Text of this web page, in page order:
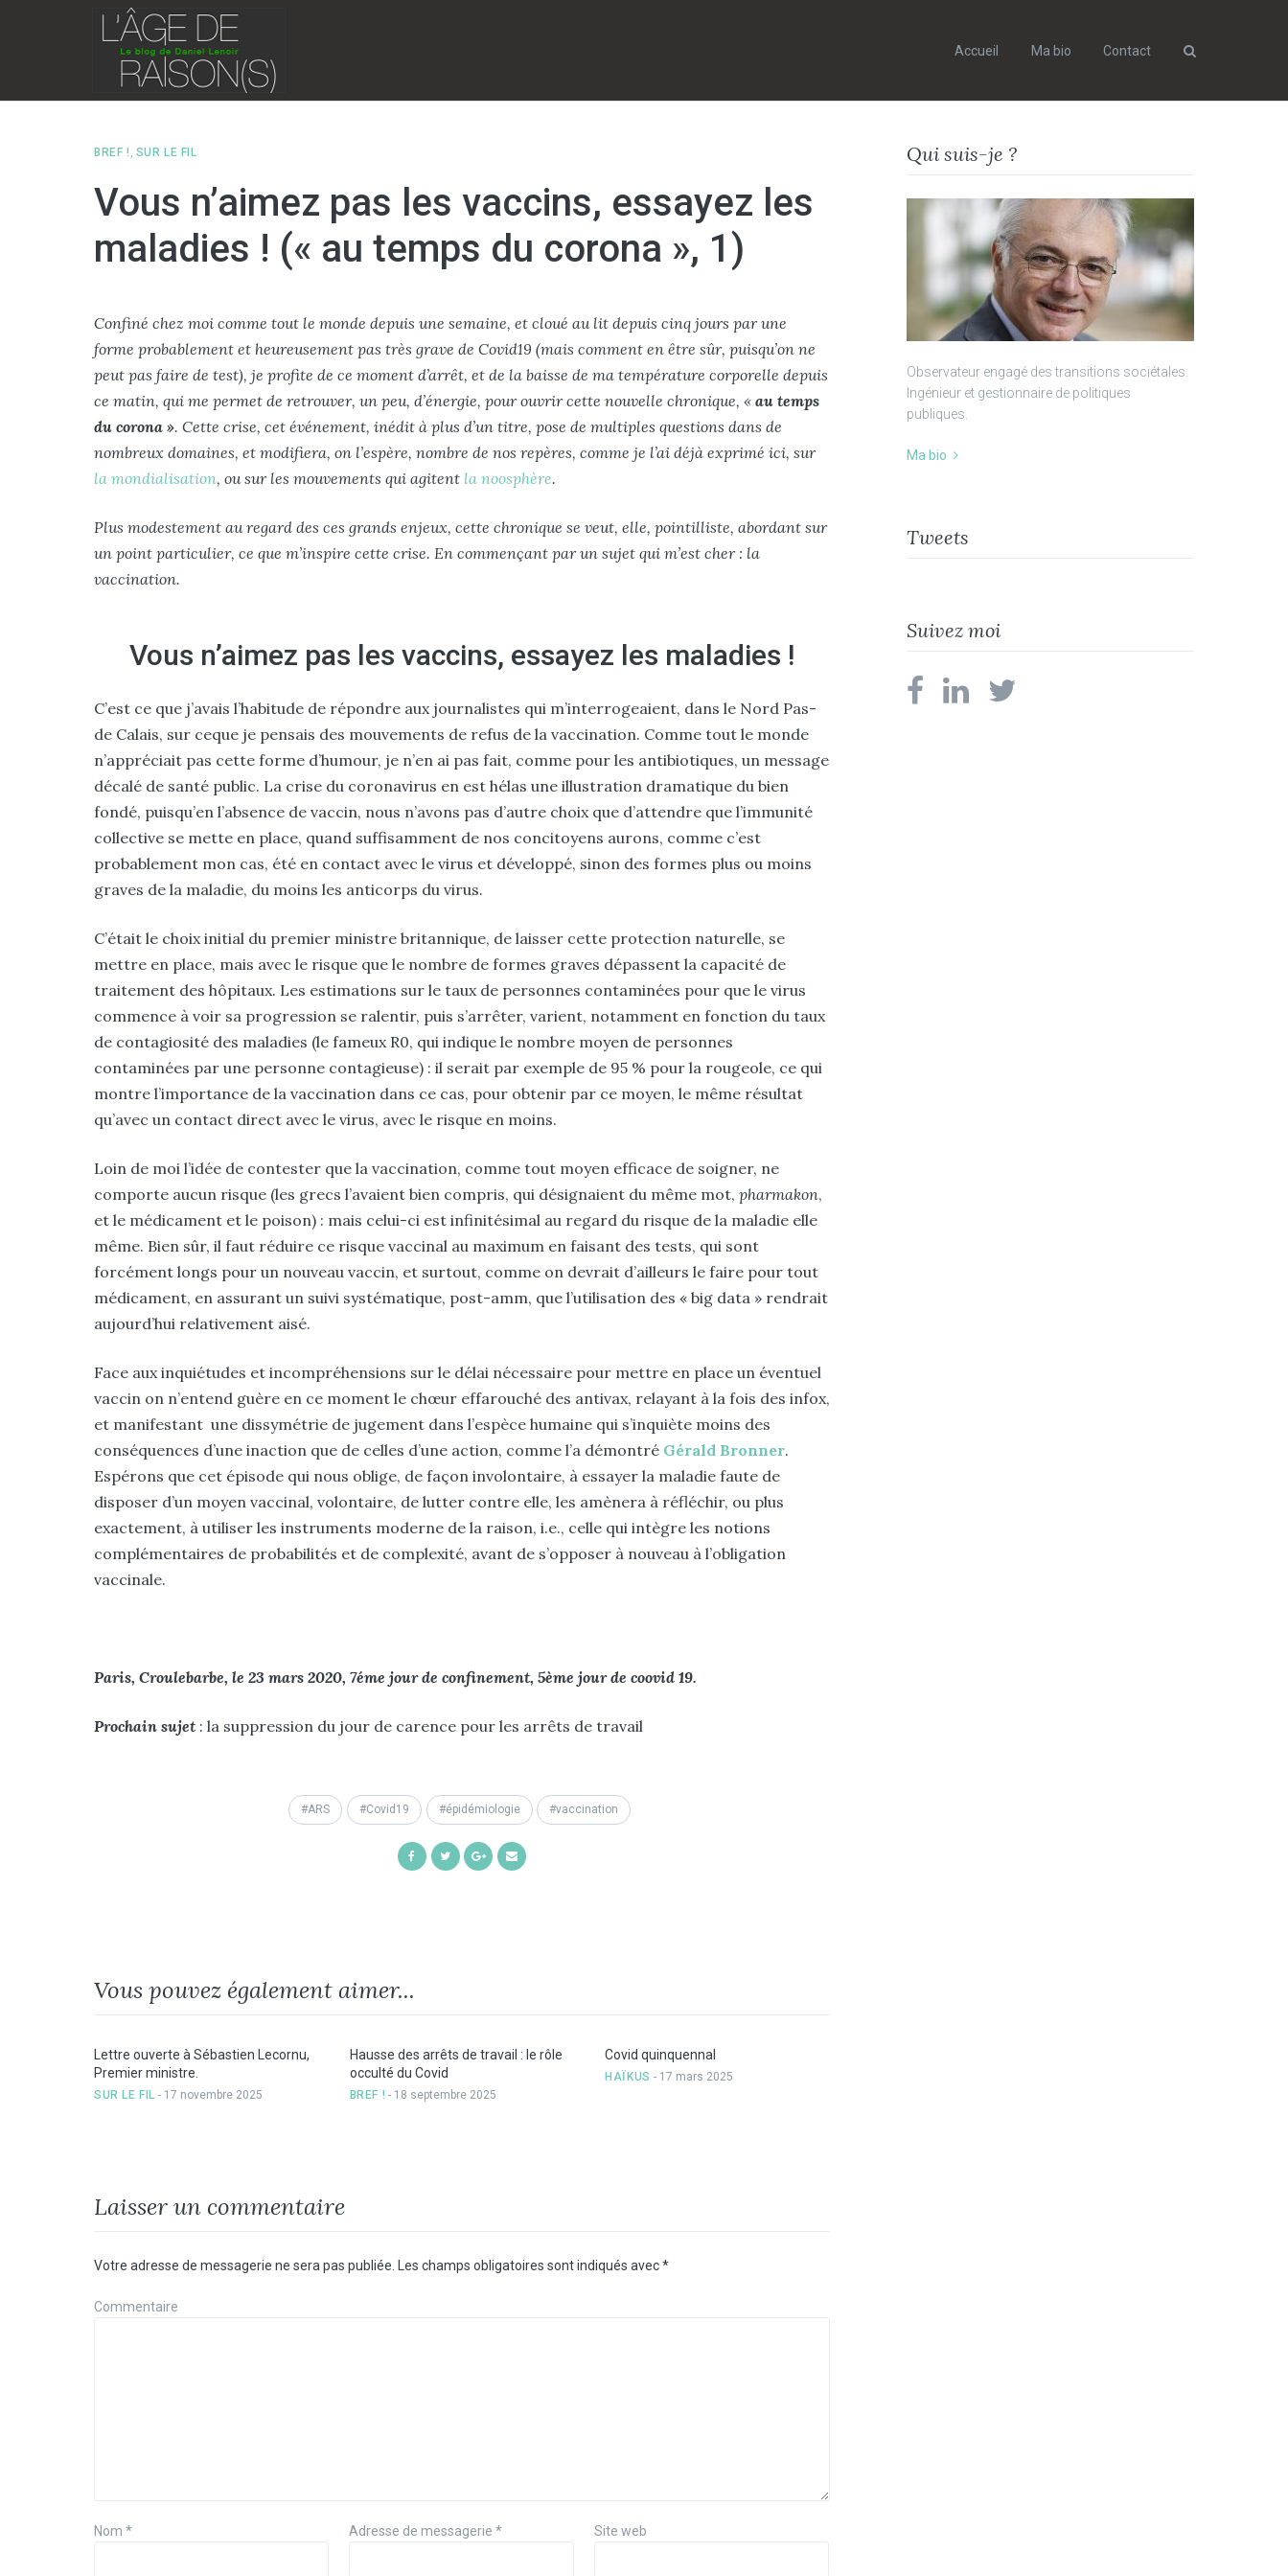
to
Accueil Ma bio Contact
BREF ! , SUR LE FIL
Vous n’aimez pas les vaccins, essayez les
maladies ! (« au temps du corona », 1)
Confiné chez moi comme tout le monde depuis une semaine, et cloué au lit depuis cinq jours par une
forme probablement et heureusement pas très grave de Covid19 (mais comment en être sûr, puisqu’on ne
peut pas faire de test), je profite de ce moment d’arrêt, et de la baisse de ma température corporelle depuis
ce matin, qui me permet de retrouver, un peu, d’énergie, pour ouvrir cette nouvelle chronique, « au temps
du corona ». Cette crise, cet événement, inédit à plus d’un titre, pose de multiples questions dans de
nombreux domaines, et modifiera, on l’espère, nombre de nos repères, comme je l’ai déjà exprimé ici, sur
la mondialisation, ou sur les mouvements qui agitent la noosphère.
Plus modestement au regard des ces grands enjeux, cette chronique se veut, elle, pointilliste, abordant sur
un point particulier, ce que m’inspire cette crise. En commençant par un sujet qui m’est cher : la
vaccination.
Vous n’aimez pas les vaccins, essayez les maladies !
C’est ce que j’avais l’habitude de répondre aux journalistes qui m’interrogeaient, dans le Nord Pas-
de Calais, sur ceque je pensais des mouvements de refus de la vaccination. Comme tout le monde
n’appréciait pas cette forme d’humour, je n’en ai pas fait, comme pour les antibiotiques, un message
décalé de santé public. La crise du coronavirus en est hélas une illustration dramatique du bien
fondé, puisqu’en l’absence de vaccin, nous n’avons pas d’autre choix que d’attendre que l’immunité
collective se mette en place, quand suffisamment de nos concitoyens aurons, comme c’est
probablement mon cas, été en contact avec le virus et développé, sinon des formes plus ou moins
graves de la maladie, du moins les anticorps du virus.
C’était le choix initial du premier ministre britannique, de laisser cette protection naturelle, se
mettre en place, mais avec le risque que le nombre de formes graves dépassent la capacité de
traitement des hôpitaux. Les estimations sur le taux de personnes contaminées pour que le virus
commence à voir sa progression se ralentir, puis s’arrêter, varient, notamment en fonction du taux
de contagiosité des maladies (le fameux R0, qui indique le nombre moyen de personnes
contaminées par une personne contagieuse) : il serait par exemple de 95 % pour la rougeole, ce qui
montre l’importance de la vaccination dans ce cas, pour obtenir par ce moyen, le même résultat
qu’avec un contact direct avec le virus, avec le risque en moins.
Loin de moi l’idée de contester que la vaccination, comme tout moyen efficace de soigner, ne
comporte aucun risque (les grecs l’avaient bien compris, qui désignaient du même mot, pharmakon,
et le médicament et le poison) : mais celui-ci est infinitésimal au regard du risque de la maladie elle
même. Bien sûr, il faut réduire ce risque vaccinal au maximum en faisant des tests, qui sont
forcément longs pour un nouveau vaccin, et surtout, comme on devrait d’ailleurs le faire pour tout
médicament, en assurant un suivi systématique, post-amm, que l’utilisation des « big data » rendrait
aujourd’hui relativement aisé.
Face aux inquiétudes et incompréhensions sur le délai nécessaire pour mettre en place un éventuel
vaccin on n’entend guère en ce moment le chœur effarouché des antivax, relayant à la fois des infox,
et manifestant une dissymétrie de jugement dans l’espèce humaine qui s’inquiète moins des
conséquences d’une inaction que de celles d’une action, comme l’a démontré Gérald Bronner.
Espérons que cet épisode qui nous oblige, de façon involontaire, à essayer la maladie faute de
disposer d’un moyen vaccinal, volontaire, de lutter contre elle, les amènera à réfléchir, ou plus
exactement, à utiliser les instruments moderne de la raison, i.e., celle qui intègre les notions
complémentaires de probabilités et de complexité, avant de s’opposer à nouveau à l’obligation
vaccinale.
Paris, Croulebarbe, le 23 mars 2020, 7éme jour de confinement, 5ème jour de coovid 19.
Prochain sujet : la suppression du jour de carence pour les arrêts de travail
ARS Covid19 épidémiologie vaccination
ShareShareShare
Vous pouvez également aimer...
Lettre ouverte à Sébastien Lecornu,
Premier ministre.
SUR LE FIL - 17 novembre 2025
Hausse des arrêts de travail : le rôle
occulté du Covid
BREF ! - 18 septembre 2025
Covid quinquennal
HAÏKUS - 17 mars 2025
Laisser un commentaire
Votre adresse de messagerie ne sera pas publiée. Les champs obligatoires sont indiqués avec*
Commentaire
Nom * Adresse de messagerie* Site web
Qui suis-je ?
Observateur engagé des transitions sociétales.
Ingénieur et gestionnaire de politiques
publiques.
Ma bio
Tweets
Suivez moi
facebooklinkedin